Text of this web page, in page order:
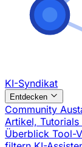
KI-Syndikat
Entdecken
Community
Artikel, Tutorials
Überblick Tool-